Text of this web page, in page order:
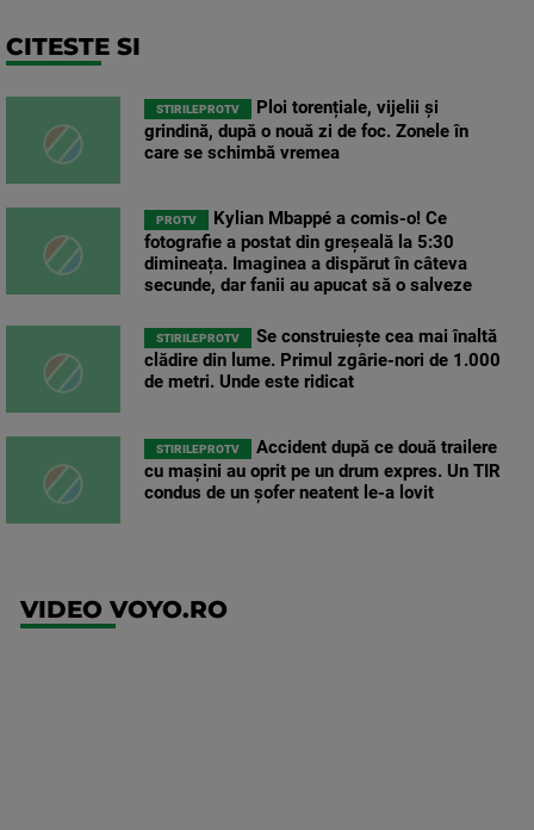
CITESTE SI
STIRILEPROTV
Ploi torențiale, vijelii și
grindină, după o nouă zi de foc. Zonele în
care se schimbă vremea
PROTV
Kylian Mbappé a comis-o! Ce
fotografie a postat din greșeală la 5:30
dimineața. Imaginea a dispărut în câteva
secunde, dar fanii au apucat să o salveze
STIRILEPROTV
Se construiește cea mai înaltă
clădire din lume. Primul zgârie-nori de 1.000
de metri. Unde este ridicat
STIRILEPROTV
Accident după ce două trailere
cu mașini au oprit pe un drum expres. Un TIR
condus de un șofer neatent le-a lovit
VIDEO VOYO.RO